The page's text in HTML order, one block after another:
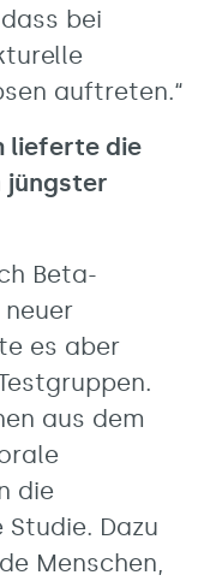
bei
auftreten.“
lieferte die
jüngster
Beta-
es aber
aus dem
die
Dazu
Menschen,